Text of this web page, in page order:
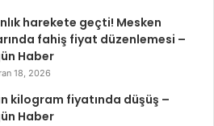
harekete geçti! Mesken
fahiş fiyat düzenlemesi –
Haber
18, 2026
kilogram fiyatında düşüş –
Haber